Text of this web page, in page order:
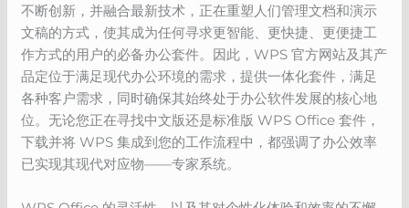
不断创新，并融合最新技术，正在重塑人们管理文档和演示
文稿的方式，使其成为任何寻求更智能、更快捷、更便捷工
作方式的用户的必备办公套件。因此，WPS 官方网站及其产
品定位于满足现代办公环境的需求，提供一体化套件，满足
各种客户需求，同时确保其始终处于办公软件发展的核心地
位。无论您正在寻找中文版还是标准版 WPS Office 套件，
下载并将 WPS 集成到您的工作流程中，都强调了办公效率
已实现其现代对应物——专家系统。